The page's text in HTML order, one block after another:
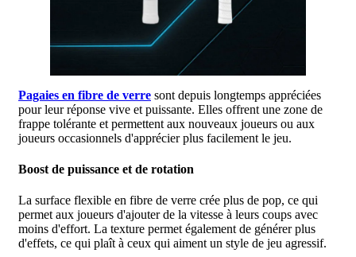
Pagaies en fibre de verre sont depuis longtemps appréciées
pour leur réponse vive et puissante. Elles offrent une zone de
frappe tolérante et permettent aux nouveaux joueurs ou aux
joueurs occasionnels d'apprécier plus facilement le jeu.
Boost de puissance et de rotation
La surface flexible en fibre de verre crée plus de pop, ce qui
permet aux joueurs d'ajouter de la vitesse à leurs coups avec
moins d'effort. La texture permet également de générer plus
d'effets, ce qui plaît à ceux qui aiment un style de jeu agressif.